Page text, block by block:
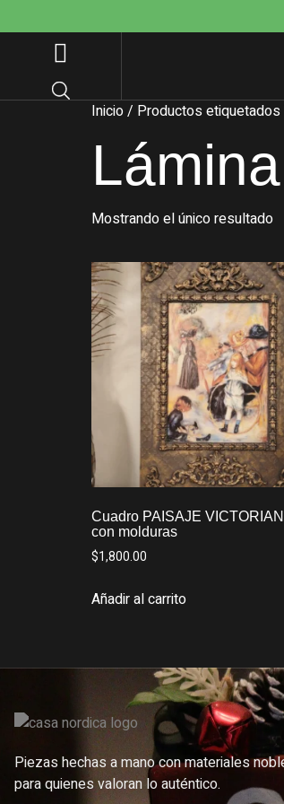
Inicio/ Productos etiquetados
Mostrando el único resultado
Cuadro PAISAJE
con molduras
$1,800.00
Añadir al carrito
Piezas hechas a mano con materiales
para quienes valoran lo auténtico.